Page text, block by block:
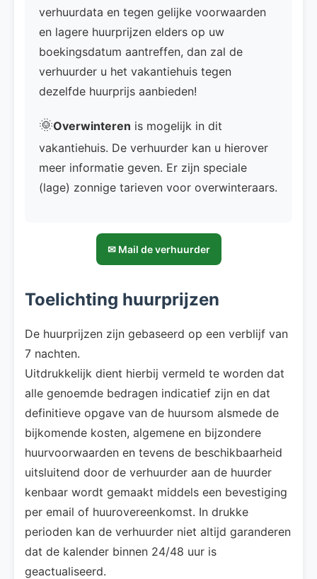
verhuurdata en tegen gelijke voorwaarden
en lagere huurprijzen elders op uw
boekingsdatum aantreffen, dan zal de
verhuurder u het vakantiehuis tegen
dezelfde huurprijs aanbieden!
🌞Overwinteren is mogelijk in dit
vakantiehuis. De verhuurder kan u hierover
meer informatie geven. Er zijn speciale
(lage) zonnige tarieven voor overwinteraars.
✉ Mail de verhuurder
Toelichting huurprijzen
De huurprijzen zijn gebaseerd op een verblijf van
7 nachten.
Uitdrukkelijk dient hierbij vermeld te worden dat
alle genoemde bedragen indicatief zijn en dat
definitieve opgave van de huursom alsmede de
bijkomende kosten, algemene en bijzondere
huurvoorwaarden en tevens de beschikbaarheid
uitsluitend door de verhuurder aan de huurder
kenbaar wordt gemaakt middels een bevestiging
per email of huurovereenkomst. In drukke
perioden kan de verhuurder niet altijd garanderen
dat de kalender binnen 24/48 uur is
geactualiseerd.